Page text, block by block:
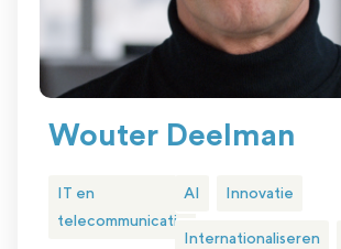
Wouter Deelman
IT en
telecommunicatie
AI Innovatie
Internationaliseren